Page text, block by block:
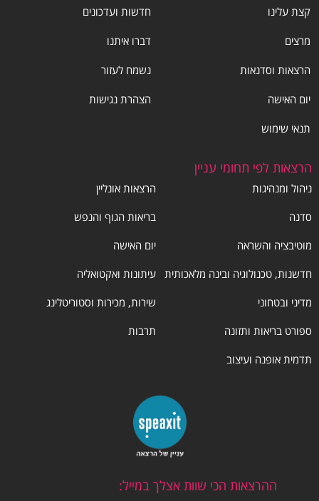
קצת עלינו
מרצים
הרצאות וסדנאות
יום האישה
תנאי שימוש
חדשות ועדכונים
דברו איתנו
נשמח לעזור
הצהרת נגישות
הרצאות לפי תחומי עניין
ניהול ומנהיגות
הרצאות אונליין
סדנה
בריאות הגוף והנפש
מוטיבציה והשראה
יום האישה
חדשנות, טכנולוגיה ובינה מלאכותית עיתונות ואקטואליה
מדיני ובטחוני
שירות, מכירות וסטוריטלינג
ספורט בריאות ותזונה
תרבות
תדמית אופנה ועיצוב
ההרצאות הכי שוות אצלך במייל: